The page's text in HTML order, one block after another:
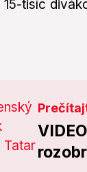
15-tisíc